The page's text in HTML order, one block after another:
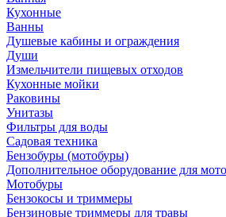
Кухонные
Ванны
Душевые кабины и ограждения
Души
Измельчители пищевых отходов
Кухонные мойки
Раковины
Унитазы
Фильтры для воды
Садовая техника
Бензобуры (мотобуры)
Дополнительное оборудование для
Мотобуры
Бензокосы и триммеры
Бензиновые триммеры для травы